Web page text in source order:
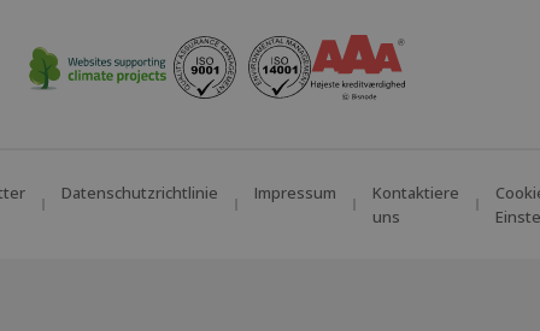
Datenschutzrichtlinie Impressum
Kontaktiere
uns